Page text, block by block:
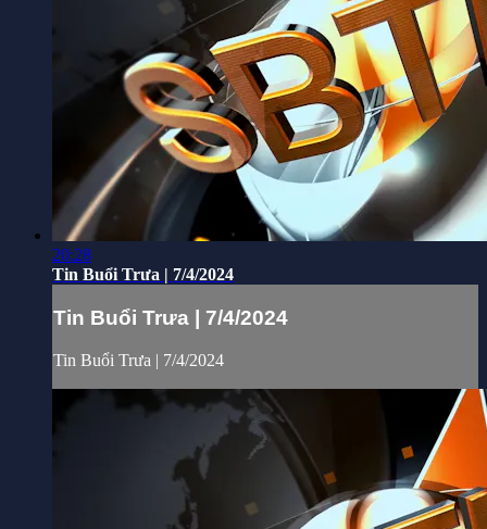
20:28
Tin Buổi Trưa | 7/4/2024
Tin Buổi Trưa | 7/4/2024
Tin Buổi Trưa | 7/4/2024